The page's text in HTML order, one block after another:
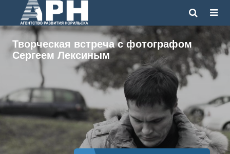
Творческая встреча с фотографом
Сергеем Лексиным